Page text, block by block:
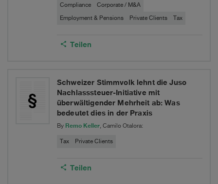
Compliance Corporate / M&A
Employment & Pensions Private Clients Tax
Teilen
Schweizer Stimmvolk lehnt die Juso
Nachlasssteuer-Initiative mit
überwältigender Mehrheit ab: Was
bedeutet dies in der Praxis
By Remo Keller, Camilo Otalora:
Tax Private Clients
Teilen